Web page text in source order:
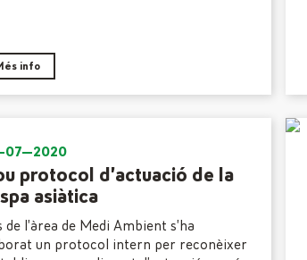
info
protocol d’actuació de la
asiàtica
de l’àrea de Medi Ambient s’ha
un protocol intern per reconèixer